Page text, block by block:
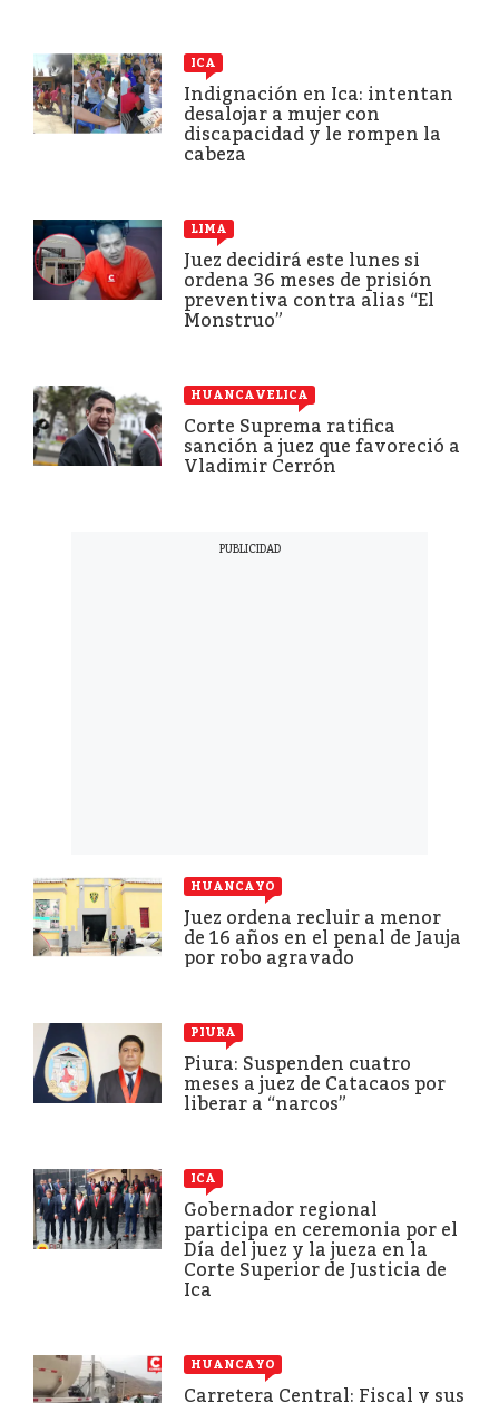
ICA
Indignación en Ica: intentan
desalojar a mujer con
discapacidad y le rompen la
cabeza
LIMA
Juez decidirá este lunes si
ordena 36 meses de prisión
preventiva contra alias “El
Monstruo”
HUANCAVELICA
Corte Suprema ratifica
sanción a juez que favoreció a
Vladimir Cerrón
HUANCAYO
Juez ordena recluir a menor
de 16 años en el penal de Jauja
por robo agravado
PIURA
Piura: Suspenden cuatro
meses a juez de Catacaos por
liberar a “narcos”
ICA
Gobernador regional
participa en ceremonia por el
Día del juez y la jueza en la
Corte Superior de Justicia de
Ica
HUANCAYO
Carretera Central: Fiscal y sus